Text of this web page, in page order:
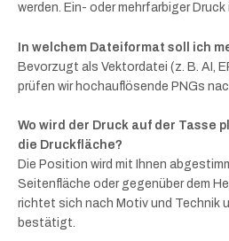
werden. Ein- oder mehrfarbiger
In welchem Dateiformat soll ich
Bevorzugt als Vektordatei (z. B. AI,
prüfen wir hochauflösende PNGs
Wo wird der Druck auf der Tasse
die Druckfläche?
Die Position wird mit Ihnen
Seitenfläche oder gegenüber dem
richtet sich nach Motiv und Technik
bestätigt.